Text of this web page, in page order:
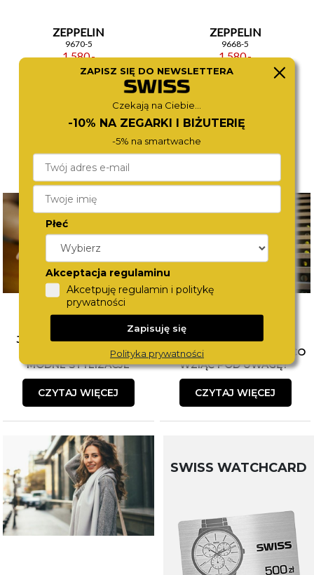
ZEPPELIN
9670-5
1 580,-
ZEPPELIN
9668-5
1 580,-
JAK ŁĄCZYĆ BIŻUTERIĘ?
POZNAJ SPOSOBY NA
MODNE STYLIZACJE
CZYTAJ WIĘCEJ
WYBÓR PIERWSZEGO
ZEGARKA DLA DZIECKA. CO
WZIĄĆ POD UWAGĘ?
CZYTAJ WIĘCEJ
SWISS WATCHCARD
ZAPISZ SIĘ DO NEWSLETTERA
Czekają na Ciebie...
-10% NA ZEGARKI I BIŻUTERIĘ
-5% na smartwache
Płeć
Akceptacja regulaminu
Akcetpuję regulamin i politykę
prywatności
Zapisuję się
Polityka prywatności